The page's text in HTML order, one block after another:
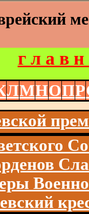
г л а в н
ЛМНОПР